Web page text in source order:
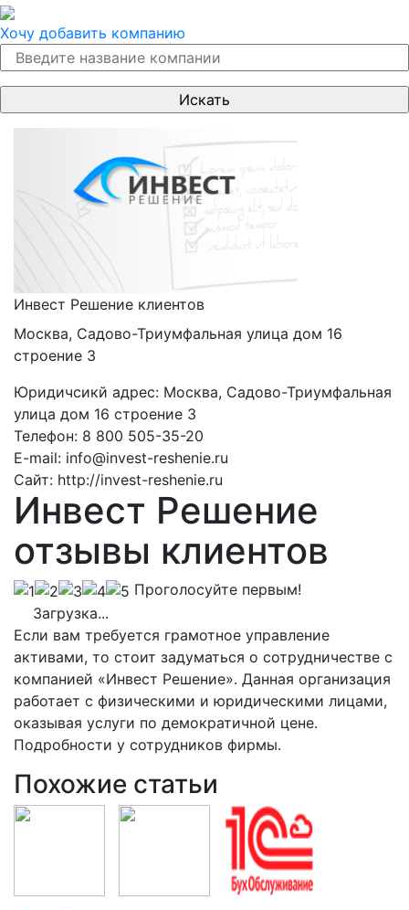
Хочу добавить компанию
Инвест Решение клиентов
Москва, Садово-Триумфальная улица дом 16
строение 3
Юридичсикй адрес: Москва, Садово-Триумфальная
улица дом 16 строение 3
Телефон: 8 800 505-35-20
E-mail: info@invest-reshenie.ru
Сайт: http://invest-reshenie.ru
Инвест Решение
отзывы клиентов
Проголосуйте первым!
Загрузка...
Если вам требуется грамотное управление
активами, то стоит задуматься о сотрудничестве с
компанией «Инвест Решение». Данная организация
работает с физическими и юридическими лицами,
оказывая услуги по демократичной цене.
Подробности у сотрудников фирмы.
Похожие статьи